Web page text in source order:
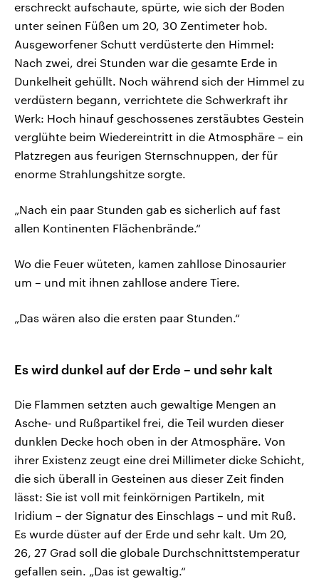
erschreckt aufschaute, spürte, wie sich der Boden
unter seinen Füßen um 20, 30 Zentimeter hob.
Ausgeworfener Schutt verdüsterte den Himmel:
Nach zwei, drei Stunden war die gesamte Erde in
Dunkelheit gehüllt. Noch während sich der Himmel zu
verdüstern begann, verrichtete die Schwerkraft ihr
Werk: Hoch hinauf geschossenes zerstäubtes Gestein
verglühte beim Wiedereintritt in die Atmosphäre – ein
Platzregen aus feurigen Sternschnuppen, der für
enorme Strahlungshitze sorgte.
„Nach ein paar Stunden gab es sicherlich auf fast
allen Kontinenten Flächenbrände.“
Wo die Feuer wüteten, kamen zahllose Dinosaurier
um – und mit ihnen zahllose andere Tiere.
„Das wären also die ersten paar Stunden.“
Es wird dunkel auf der Erde – und sehr kalt
Die Flammen setzten auch gewaltige Mengen an
Asche- und Rußpartikel frei, die Teil wurden dieser
dunklen Decke hoch oben in der Atmosphäre. Von
ihrer Existenz zeugt eine drei Millimeter dicke Schicht,
die sich überall in Gesteinen aus dieser Zeit finden
lässt: Sie ist voll mit feinkörnigen Partikeln, mit
Iridium – der Signatur des Einschlags – und mit Ruß.
Es wurde düster auf der Erde und sehr kalt. Um 20,
26, 27 Grad soll die globale Durchschnittstemperatur
gefallen sein. „Das ist gewaltig.“